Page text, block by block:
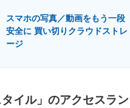
スマホの写真／動画をもう一段
安全に 買い切りクラウドストレ
ージ
タイル」のアクセスラン